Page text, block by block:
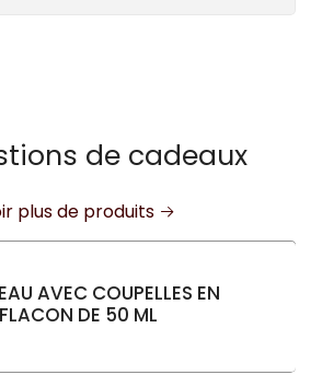
de cadeaux
plus de produits
AVEC COUPELLES EN
DE 50 ML